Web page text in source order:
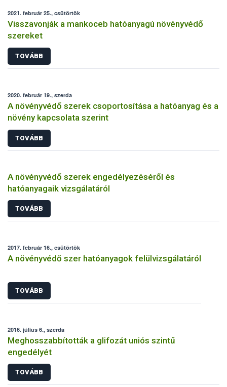
2021. február 25., csütörtök
Visszavonják a mankoceb hatóanyagú növényvédő
szereket
TOVÁBB
2020. február 19., szerda
A növényvédő szerek csoportosítása a hatóanyag és a
növény kapcsolata szerint
TOVÁBB
A növényvédő szerek engedélyezéséről és
hatóanyagaik vizsgálatáról
TOVÁBB
2017. február 16., csütörtök
A növényvédő szer hatóanyagok felülvizsgálatáról
TOVÁBB
2016. július 6., szerda
Meghosszabbították a glifozát uniós szintű
engedélyét
TOVÁBB